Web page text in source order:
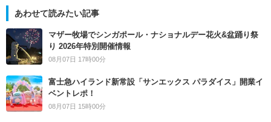
あわせて読みたい記事
マザー牧場でシンガポール・ナショナルデー花火&盆踊り祭
り 2026年特別開催情報
08月07日 17時00分
富士急ハイランド新常設「サンエックス パラダイス」開業イ
ベントレポ！
08月07日 15時00分